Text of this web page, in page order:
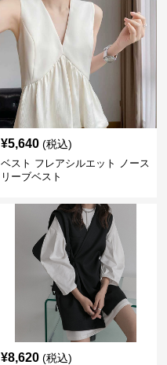
¥5,640 (税込)
ベスト フレアシルエット ノース
リーブベスト
¥8,620 (税込)